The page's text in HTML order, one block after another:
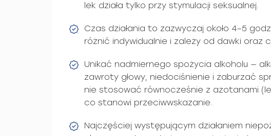
lek działa tylko przy stymulacji seksualnej.
Czas działania to zazwyczaj około 4–5
różnić indywidualnie i zależy od dawki oraz
Unikać nadmiernego spożycia alkoholu —
zawroty głowy, niedociśnienie i zaburzać
nie stosować równocześnie z azotanami
co stanowi przeciwwskazanie.
Najczęściej występującym działaniem